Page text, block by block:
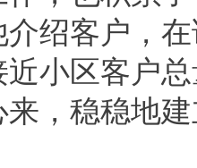
绍客户，
小区客户
，稳稳地